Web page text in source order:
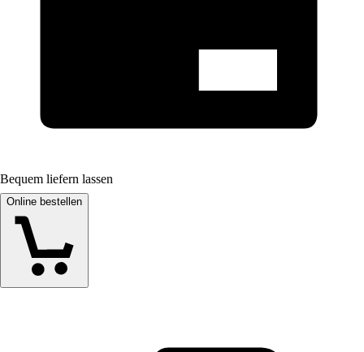
Bequem liefern lassen
Online bestellen